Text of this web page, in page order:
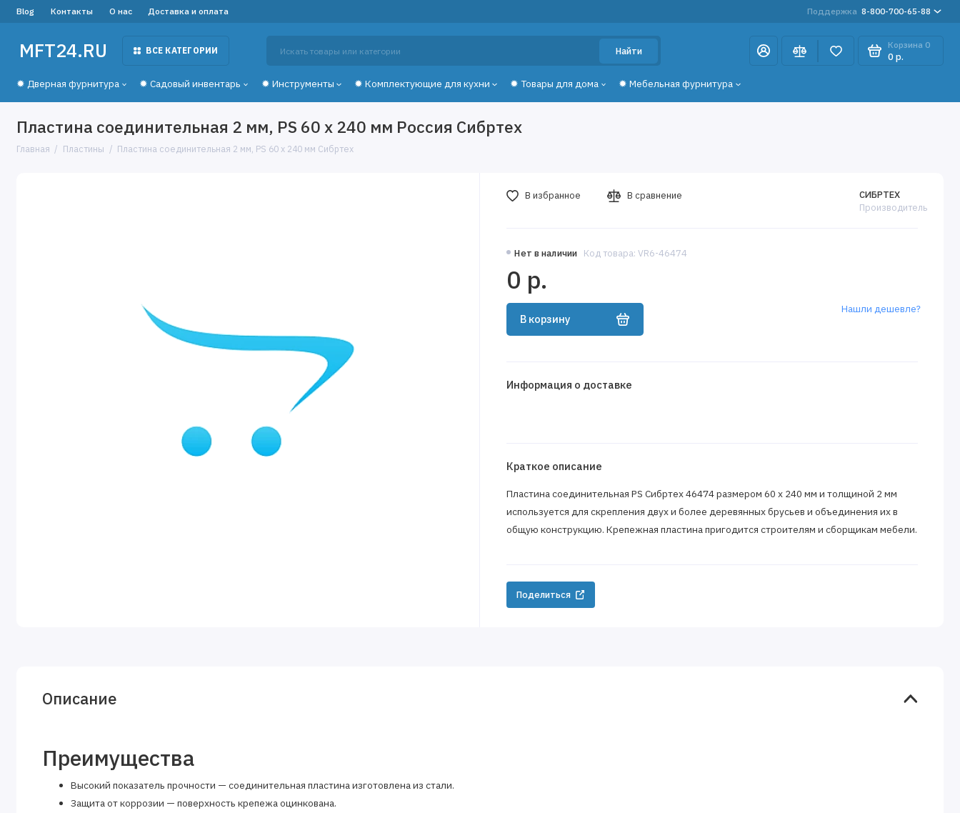
Blog Контакты О нас Доставка и оплата Поддержка 8-800-700-65-88
MFT24.RU ВСЕ КАТЕГОРИИ Найти
Корзина 0
0 р.
✹ Дверная фурнитура ✹ Садовый инвентарь ✹ Инструменты ✹ Комплектующие для кухни ✹ Товары для дома ✹ Мебельная фурнитура
Пластина соединительная 2 мм, PS 60 х 240 мм Россия Сибртех
Главная Пластины Пластина соединительная 2 мм, PS 60 х 240 мм Сибртех
Нет в наличии Код товара: VR6-46474
СИБРТЕХ
Производитель
0 р.
В корзину
Нашли дешевле?
В избранное В сравнение
Информация о доставке
Краткое описание
Пластина соединительная PS Сибртех 46474 размером 60 х 240 мм и толщиной 2 мм
используется для скрепления двух и более деревянных брусьев и объединения их в
общую конструкцию. Крепежная пластина пригодится строителям и сборщикам мебели.
Поделиться
Описание
Преимущества
Высокий показатель прочности — соединительная пластина изготовлена из стали.
Защита от коррозии — поверхность крепежа оцинкована.